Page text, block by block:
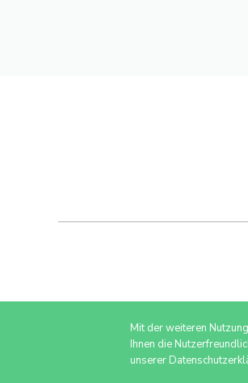
Mit der weiteren
Ihnen die
unserer